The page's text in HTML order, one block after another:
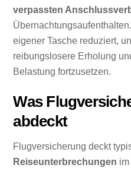
verpassten
eigener Tasche reduziert,
reibungslosere Erholung
Belastung fortzusetzen.
Was
abdeckt
Flugversicherung deckt
Reiseunterbrechungen